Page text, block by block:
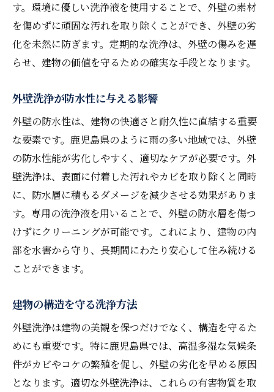
す。環境に優しい洗浄液を使用することで、外壁の素材
を傷めずに頑固な汚れを取り除くことができ、外壁の劣
化を未然に防ぎます。定期的な洗浄は、外壁の傷みを遅
らせ、建物の価値を守るための確実な手段となります。
外壁洗浄が防水性に与える影響
外壁の防水性は、建物の快適さと耐久性に直結する重要
な要素です。鹿児島県のように雨の多い地域では、外壁
の防水性能が劣化しやすく、適切なケアが必要です。外
壁洗浄は、表面に付着した汚れやカビを取り除くと同時
に、防水層に積もるダメージを減少させる効果がありま
す。専用の洗浄液を用いることで、外壁の防水層を傷つ
けずにクリーニングが可能です。これにより、建物の内
部を水害から守り、長期間にわたり安心して住み続ける
ことができます。
建物の構造を守る洗浄方法
外壁洗浄は建物の美観を保つだけでなく、構造を守るた
めにも重要です。特に鹿児島県では、高温多湿な気候条
件がカビやコケの繁殖を促し、外壁の劣化を早める原因
となります。適切な外壁洗浄は、これらの有害物質を取